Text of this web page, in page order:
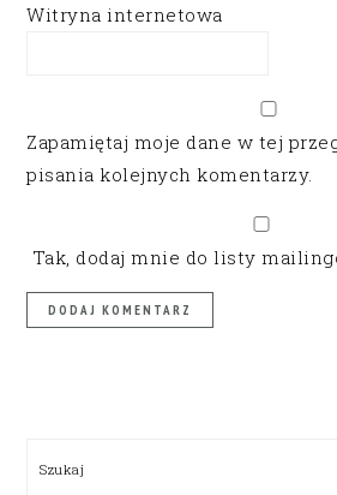
Witryna internetowa
Zapamiętaj moje dane w tej
pisania kolejnych komentarzy.
Tak, dodaj mnie do listy
Szukaj